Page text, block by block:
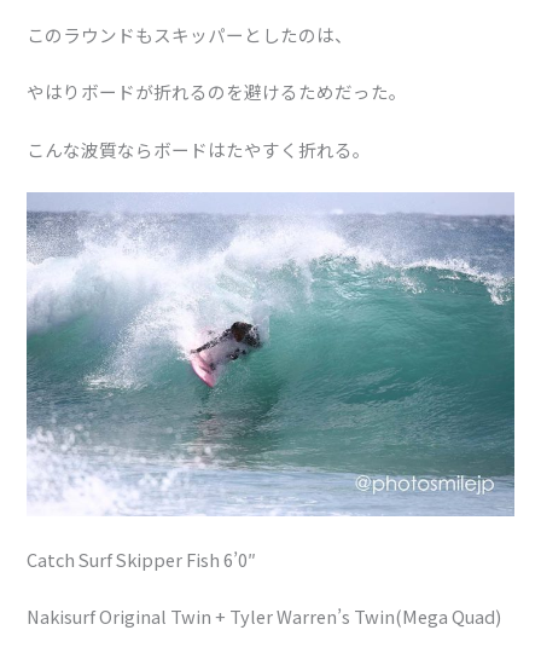
このラウンドもスキッパーとしたのは、
やはりボードが折れるのを避けるためだった。
こんな波質ならボードはたやすく折れる。
Catch Surf Skipper Fish 6’0″
Nakisurf Original Twin + Tyler Warren’s Twin(Mega Quad)